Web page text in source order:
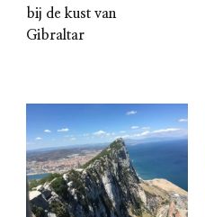
bij de kust van
Gibraltar